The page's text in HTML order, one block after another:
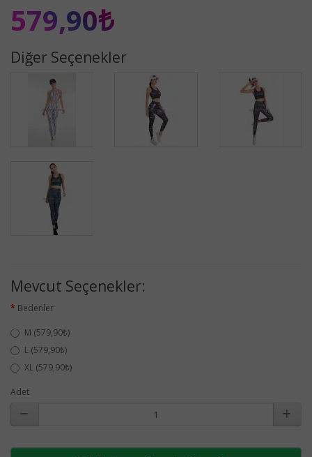
579,90₺
Diğer Seçenekler
Mevcut Seçenekler:
Bedenler
M (579,90₺)
L (579,90₺)
XL (579,90₺)
Adet